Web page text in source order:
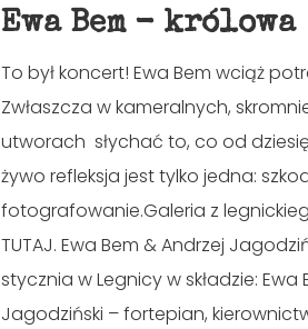
Ewa Bem - królowa
To był koncert! Ewa Bem wciąż
Zwłaszcza w kameralnych,
utworach słychać to, co od
żywo refleksja jest tylko jedna:
fotografowanie.Galeria z
TUTAJ. Ewa Bem & Andrzej
stycznia w Legnicy w składzie: Ewa
Jagodziński – fortepian,